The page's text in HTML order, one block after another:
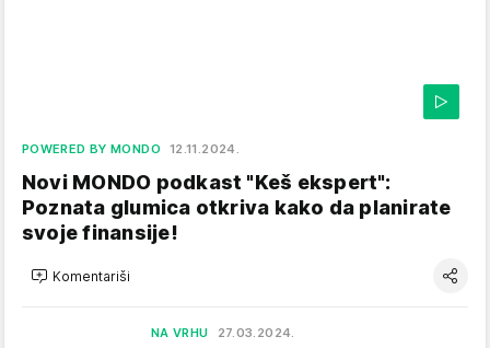
POWERED BY MONDO 12.11.2024.
Novi MONDO podkast "Keš ekspert":
Poznata glumica otkriva kako da planirate
svoje finansije!
Komentariši
NA VRHU 27.03.2024.